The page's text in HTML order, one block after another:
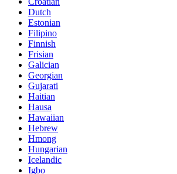
Dutch
Estonian
Filipino
Finnish
Frisian
Galician
Georgian
Gujarati
Haitian
Hausa
Hawaiian
Hebrew
Hmong
Hungarian
Icelandic
Igbo